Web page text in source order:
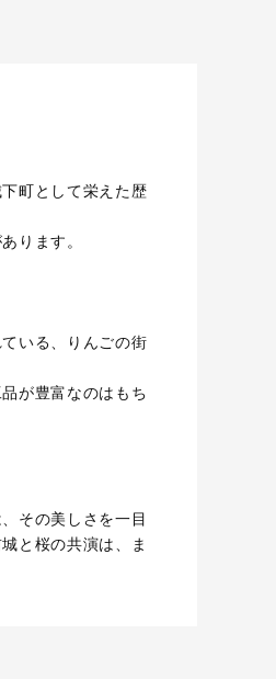
町として栄えた歴
ります。
いる、りんごの街
が豊富なのはもち
その美しさを一目
と桜の共演は、ま